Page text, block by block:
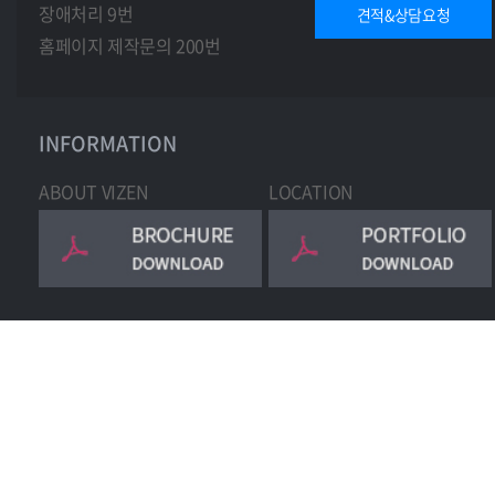
장애처리 9번
홈페이지 제작문의 200번
견적&상담요청
INFORMATION
ABOUT VIZEN LOCATION